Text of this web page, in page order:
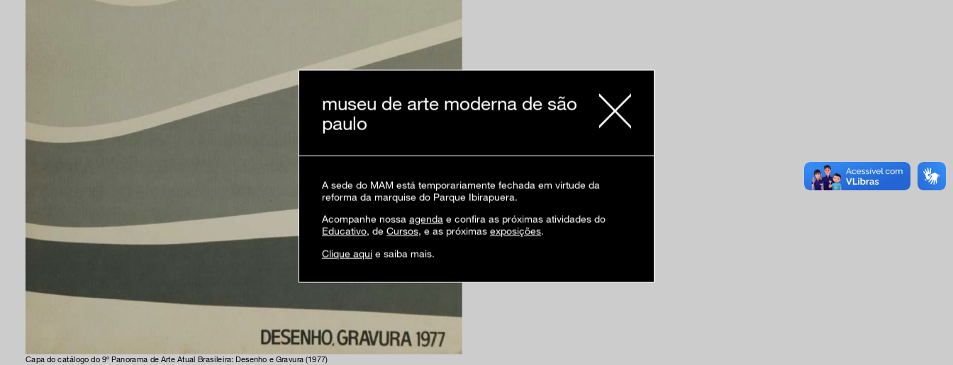
Capa do catálogo do 9º Panorama de Arte Atual Brasileira: Desenho e Gravura (1977)
facebook
museu de arte moderna de são
paulo
A sede do MAM está temporariamente fechada em virtude da
reforma da marquise do Parque Ibirapuera.
Acompanhe nossa agenda e confira as próximas atividades do
Educativo, de Cursos, e as próximas exposições.
Clique aqui e saiba mais.